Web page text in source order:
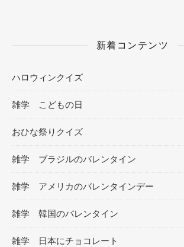
新着コンテンツ
ハロウィンクイズ
雑学 こどもの日
おひな祭りクイズ
雑学 ブラジルのバレンタイン
雑学 アメリカのバレンタインデー
雑学 韓国のバレンタイン
雑学 日本にチョコレート